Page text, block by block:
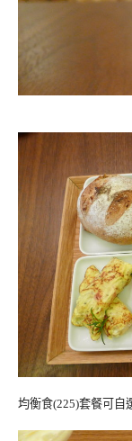
均衡食(225)套餐可自